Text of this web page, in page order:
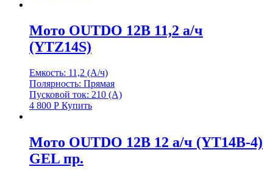
Мото OUTDO 12В 11,2 а/ч
(YTZ14S)
Емкость: 11,2 (А/ч)
Полярность: Прямая
Пусковой ток: 210 (А)
4 800 Р Купить
Мото OUTDO 12В 12 а/ч (YT14B-4)
GEL пр.